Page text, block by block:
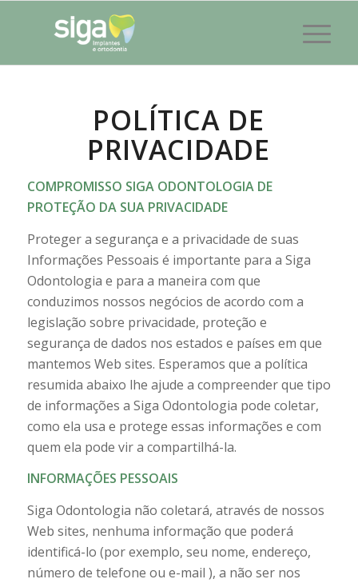
POLÍTICA DE
PRIVACIDADE
COMPROMISSO SIGA ODONTOLOGIA DE
PROTEÇÃO DA SUA PRIVACIDADE
Proteger a segurança e a privacidade de suas
Informações Pessoais é importante para a Siga
Odontologia e para a maneira com que
conduzimos nossos negócios de acordo com a
legislação sobre privacidade, proteção e
segurança de dados nos estados e países em que
mantemos Web sites. Esperamos que a política
resumida abaixo lhe ajude a compreender que tipo
de informações a Siga Odontologia pode coletar,
como ela usa e protege essas informações e com
quem ela pode vir a compartilhá-la.
INFORMAÇÕES PESSOAIS
Siga Odontologia não coletará, através de nossos
Web sites, nenhuma informação que poderá
identificá-lo (por exemplo, seu nome, endereço,
número de telefone ou e-mail ), a não ser nos